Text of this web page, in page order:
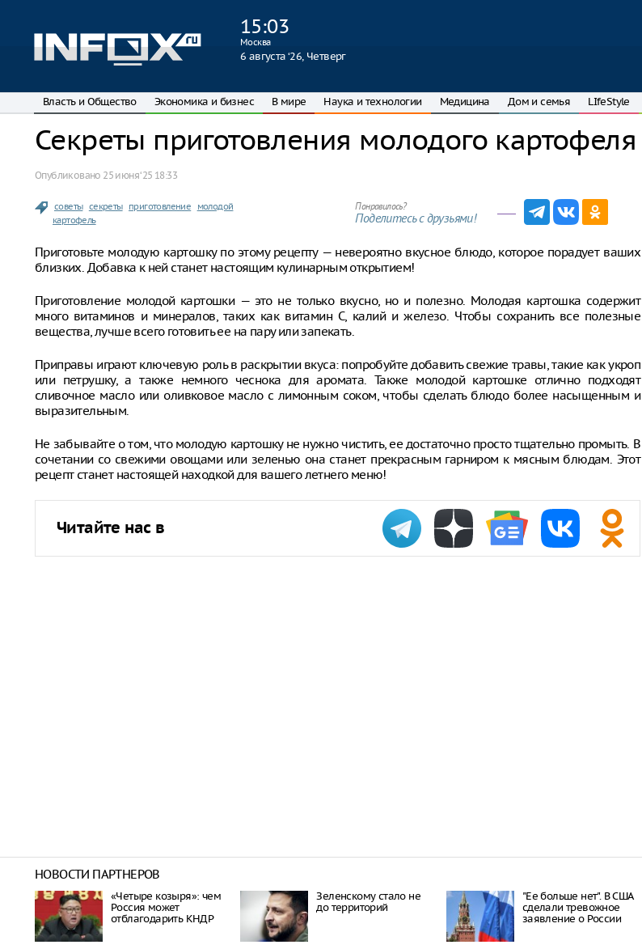
15:03
Москва
6 августа ‘26, Четверг
Власть и Общество Экономика и бизнес В мире Наука и технологии Медицина Дом и семья LIfeStyle
Секреты приготовления молодого картофеля
Опубликовано 25 июня ‘25 18:33
советы секреты приготовление
молодой
картофель
Понравилось?
Поделитесь с друзьями!
Приготовьте молодую картошку по этому рецепту — невероятно вкусное блюдо, которое порадует ваших
близких. Добавка к ней станет настоящим кулинарным открытием!
Приготовление молодой картошки — это не только вкусно, но и полезно. Молодая картошка содержит
много витаминов и минералов, таких как витамин C, калий и железо. Чтобы сохранить все полезные
вещества, лучше всего готовить ее на пару или запекать.
Приправы играют ключевую роль в раскрытии вкуса: попробуйте добавить свежие травы, такие как укроп
или петрушку, а также немного чеснока для аромата. Также молодой картошке отлично подходят
сливочное масло или оливковое масло с лимонным соком, чтобы сделать блюдо более насыщенным и
выразительным.
Не забывайте о том, что молодую картошку не нужно чистить, ее достаточно просто тщательно промыть. В
сочетании со свежими овощами или зеленью она станет прекрасным гарниром к мясным блюдам. Этот
рецепт станет настоящей находкой для вашего летнего меню!
Читайте нас в
НОВОСТИ ПАРТНЕРОВ
«Четыре козыря»: чем
Россия может
отблагодарить КНДР
Зеленскому стало не
до территорий
"Ее больше нет". В США
сделали тревожное
заявление о России